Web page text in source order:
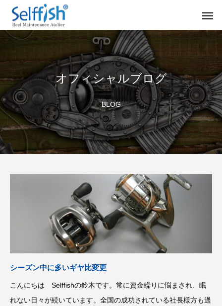
セルフメンテナンス用品
セルフメンテナンス用品（Selffishオリジナル）
リールの豆知識 オーバ
ラインを巻き込むときの工夫
シマノ スピニング
ッチ
2024.05.09
オフィシャルブログ
BLOG
シーズン中に多いギヤ比変更
こんにちは Selffishの鈴木です。常に資金繰りに悩まされ、眠
れない日々が続いています。全国の成功されている社長様方も過